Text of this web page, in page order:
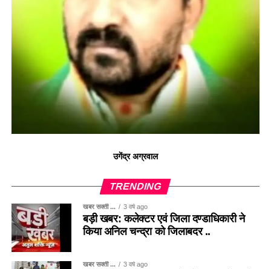
उगेंद्र अग्रवाल
TRENDING
खबर सक्ती ... 3 वर्ष ago
बड़ी खबर: कलेक्टर एवं जिला दण्डाधिकारी ने
किया अनिल चन्द्रा को जिलाबदर ..
खबर सक्ती ... 3 वर्ष ago